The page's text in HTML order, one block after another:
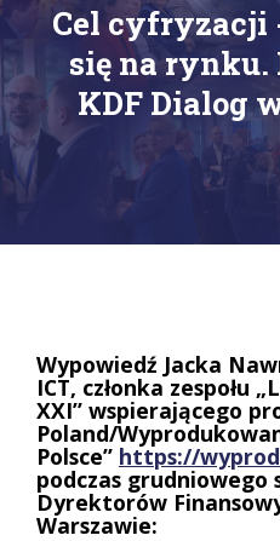
Cel cyfryzacji
się na rynku.
KDF Dialog
Wypowiedź Jacka
ICT, członka zespołu
XXI” wspierającego
Poland/
Polsce” https://
podczas
Dyrektorów
Warszawie: